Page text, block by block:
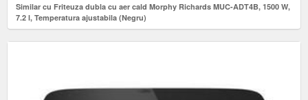
Similar cu Friteuza dubla cu aer cald Morphy Richards MUC-ADT4B, 1500 W,
7.2 l, Temperatura ajustabila (Negru)